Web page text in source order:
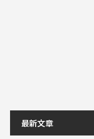
最新文章